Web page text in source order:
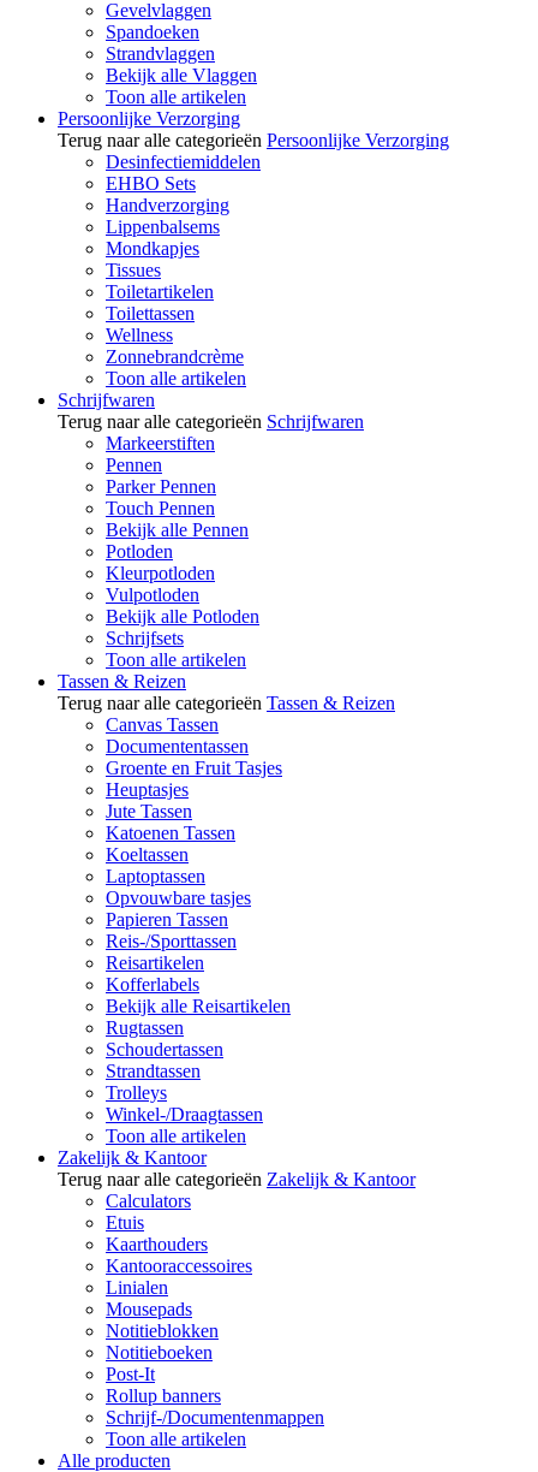
Gevelvlaggen
Spandoeken
Strandvlaggen
Bekijk alle Vlaggen
Toon alle artikelen
Persoonlijke Verzorging
Terug naar alle categorieën Persoonlijke Verzorging
Desinfectiemiddelen
EHBO Sets
Handverzorging
Lippenbalsems
Mondkapjes
Tissues
Toiletartikelen
Toilettassen
Wellness
Zonnebrandcrème
Toon alle artikelen
Schrijfwaren
Terug naar alle categorieën Schrijfwaren
Markeerstiften
Pennen
Parker Pennen
Touch Pennen
Bekijk alle Pennen
Potloden
Kleurpotloden
Vulpotloden
Bekijk alle Potloden
Schrijfsets
Toon alle artikelen
Tassen & Reizen
Terug naar alle categorieën Tassen & Reizen
Canvas Tassen
Documententassen
Groente en Fruit Tasjes
Heuptasjes
Jute Tassen
Katoenen Tassen
Koeltassen
Laptoptassen
Opvouwbare tasjes
Papieren Tassen
Reis-/Sporttassen
Reisartikelen
Kofferlabels
Bekijk alle Reisartikelen
Rugtassen
Schoudertassen
Strandtassen
Trolleys
Winkel-/Draagtassen
Toon alle artikelen
Zakelijk & Kantoor
Terug naar alle categorieën Zakelijk & Kantoor
Calculators
Etuis
Kaarthouders
Kantooraccessoires
Linialen
Mousepads
Notitieblokken
Notitieboeken
Post-It
Rollup banners
Schrijf-/Documentenmappen
Toon alle artikelen
Alle producten